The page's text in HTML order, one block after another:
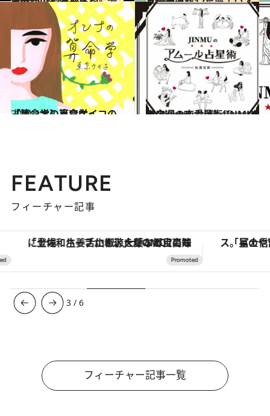
2021.1.6
【算命学】東京ケイコの「オンナの算命学」
占い 2024.6.15
【今週の恋愛運】JINMUのアムール占星術♡
占い
FEATURE
フィーチャー記事
「土佐和ハーブかき氷」がOMO7高知に登場！生姜、山椒、大葉など目にも舌にも涼を呼ぶ郷土の味
3 /6
フィーチャー記事一覧